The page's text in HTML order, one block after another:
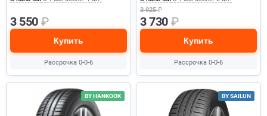
3 550 ₽
Купить
Рассрочка 0-0-6
3 925₽
3 730 ₽
Купить
Рассрочка 0-0-6
BY HANKOOK BY SAILUN